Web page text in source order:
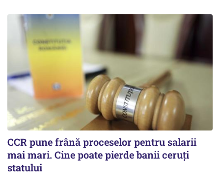
CCR pune frână proceselor pentru salarii
mai mari. Cine poate pierde banii ceruți
statului